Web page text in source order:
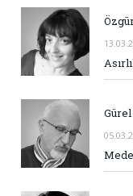
Gürel